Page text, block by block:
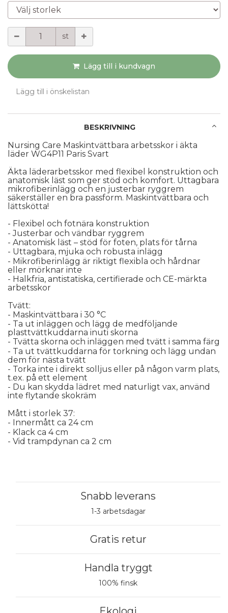
Välj storlek
st
Lägg till i kundvagn
Lägg till i önskelistan
BESKRIVNING
Nursing Care Maskintvättbara arbetsskor i äkta
läder WG4P11 Paris Svart
Äkta läderarbetsskor med flexibel konstruktion och
anatomisk läst som ger stöd och komfort. Uttagbara
mikrofiberinlägg och en justerbar ryggrem
säkerställer en bra passform. Maskintvättbara och
lättskötta!
- Flexibel och fotnära konstruktion
- Justerbar och vändbar ryggrem
- Anatomisk läst – stöd för foten, plats för tårna
- Uttagbara, mjuka och robusta inlägg
- Mikrofiberinlägg är riktigt flexibla och hårdnar
eller mörknar inte
- Halkfria, antistatiska, certifierade och CE-märkta
arbetsskor
Tvätt:
- Maskintvättbara i 30 °C
- Ta ut inläggen och lägg de medföljande
plasttvättkuddarna inuti skorna
- Tvätta skorna och inläggen med tvätt i samma färg
- Ta ut tvättkuddarna för torkning och lägg undan
dem för nästa tvätt
- Torka inte i direkt solljus eller på någon varm plats,
t.ex. på ett element
- Du kan skydda lädret med naturligt vax, använd
inte flytande skokräm
Mått i storlek 37:
- Innermått ca 24 cm
- Klack ca 4 cm
- Vid trampdynan ca 2 cm
Snabb leverans
1-3 arbetsdagar
Gratis retur
Handla tryggt
100% finsk